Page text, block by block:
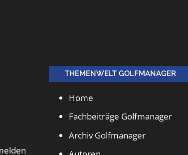
THEMENWELT GOLFMANAGER
Home
Fachbeiträge Golfmanager
Archiv Golfmanager